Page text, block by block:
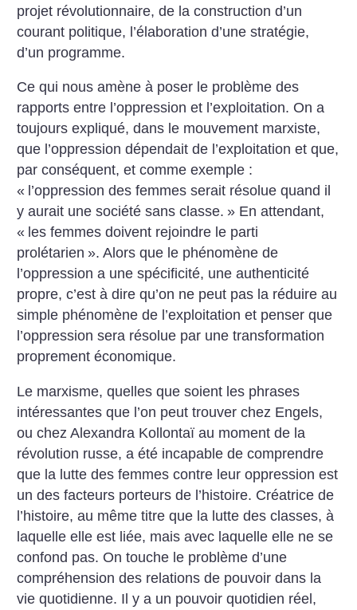
projet révolutionnaire, de la construction d’un
courant politique, l’élaboration d’une stratégie,
d’un programme.
Ce qui nous amène à poser le problème des
rapports entre l’oppression et l’exploitation. On a
toujours expliqué, dans le mouvement marxiste,
que l’oppression dépendait de l’exploitation et que,
par conséquent, et comme exemple :
« l’oppression des femmes serait résolue quand il
y aurait une société sans classe. » En attendant,
« les femmes doivent rejoindre le parti
prolétarien ». Alors que le phénomène de
l’oppression a une spécificité, une authenticité
propre, c’est à dire qu’on ne peut pas la réduire au
simple phénomène de l’exploitation et penser que
l’oppression sera résolue par une transformation
proprement économique.
Le marxisme, quelles que soient les phrases
intéressantes que l’on peut trouver chez Engels,
ou chez Alexandra Kollontaï au moment de la
révolution russe, a été incapable de comprendre
que la lutte des femmes contre leur oppression est
un des facteurs porteurs de l’histoire. Créatrice de
l’histoire, au même titre que la lutte des classes, à
laquelle elle est liée, mais avec laquelle elle ne se
confond pas. On touche le problème d’une
compréhension des relations de pouvoir dans la
vie quotidienne. Il y a un pouvoir quotidien réel,